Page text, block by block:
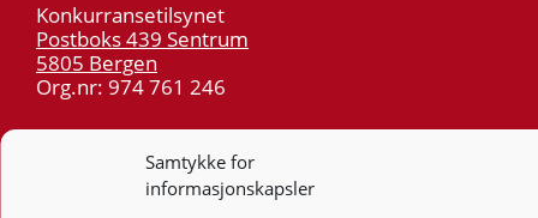
Samtykke for
informasjonskapsler
Konkurransetilsynet
Postboks 439 Sentrum
5805 Bergen
Org.nr: 974 761 246
55 59 75 00
post@kt.no